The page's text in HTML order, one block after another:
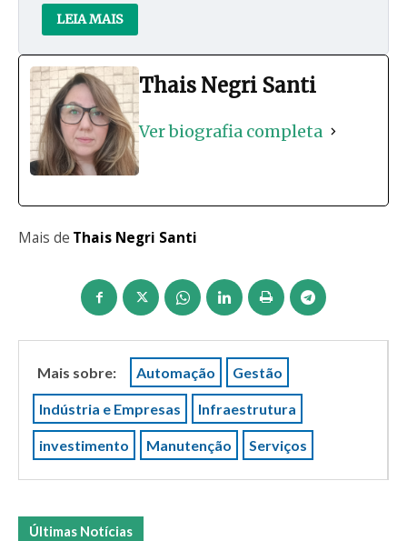
LEIA MAIS
Thais Negri Santi
Ver biografia completa
Mais de Thais Negri Santi
Mais sobre: Automação Gestão
Indústria e Empresas Infraestrutura
investimento Manutenção Serviços
Últimas Notícias